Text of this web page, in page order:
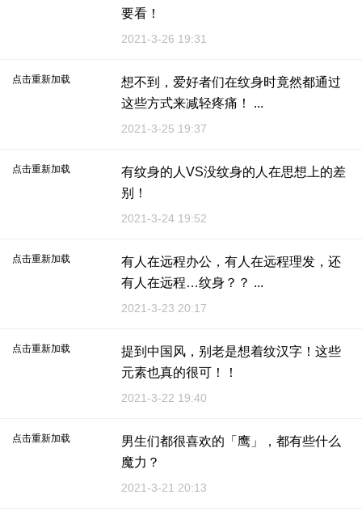
要看！
2021-3-26 19:31
点击重新加载
想不到，爱好者们在纹身时竟然都通过
这些方式来减轻疼痛！ ...
2021-3-25 19:37
点击重新加载
有纹身的人VS没纹身的人在思想上的差
别！
2021-3-24 19:52
点击重新加载
有人在远程办公，有人在远程理发，还
有人在远程…纹身？？ ...
2021-3-23 20:17
点击重新加载
提到中国风，别老是想着纹汉字！这些
元素也真的很可！！
2021-3-22 19:40
点击重新加载
男生们都很喜欢的「鹰」，都有些什么
魔力？
2021-3-21 20:13